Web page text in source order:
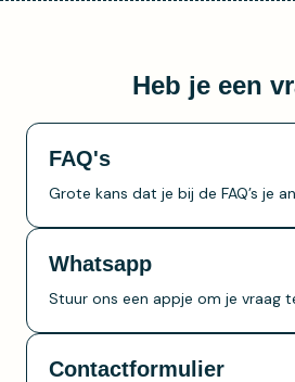
Heb je een
FAQ's
Grote kans dat je bij de FAQ’s je
Whatsapp
Stuur ons een appje om je vraag
Contactformulier